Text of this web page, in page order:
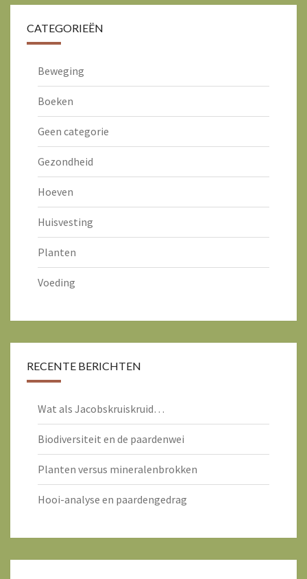
CATEGORIEËN
Beweging
Boeken
Geen categorie
Gezondheid
Hoeven
Huisvesting
Planten
Voeding
RECENTE BERICHTEN
Wat als Jacobskruiskruid…
Biodiversiteit en de paardenwei
Planten versus mineralenbrokken
Hooi-analyse en paardengedrag